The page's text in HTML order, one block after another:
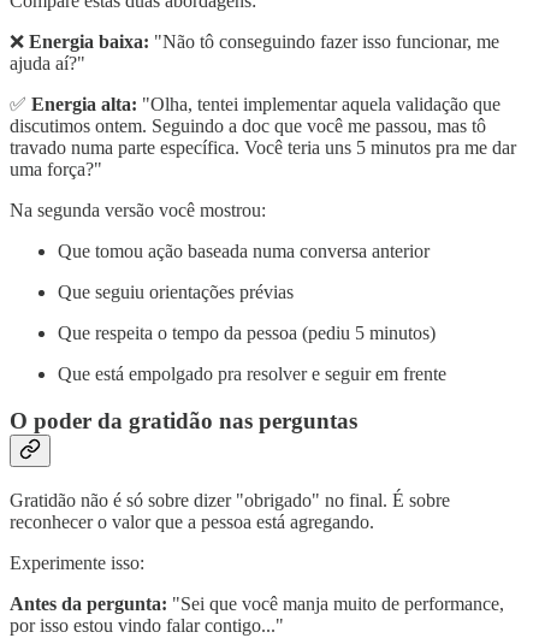
❌ Energia baixa: "Não tô conseguindo fazer isso funcionar, me
ajuda aí?"
✅ Energia alta: "Olha, tentei implementar aquela validação que
discutimos ontem. Seguindo a doc que você me passou, mas tô
travado numa parte específica. Você teria uns 5 minutos pra me dar
uma força?"
Na segunda versão você mostrou:
Que tomou ação baseada numa conversa anterior
Que seguiu orientações prévias
Que respeita o tempo da pessoa (pediu 5 minutos)
Que está empolgado pra resolver e seguir em frente
O poder da gratidão nas perguntas
Gratidão não é só sobre dizer "obrigado" no final. É sobre
reconhecer o valor que a pessoa está agregando.
Experimente isso:
Antes da pergunta: "Sei que você manja muito de performance,
por isso estou vindo falar contigo..."